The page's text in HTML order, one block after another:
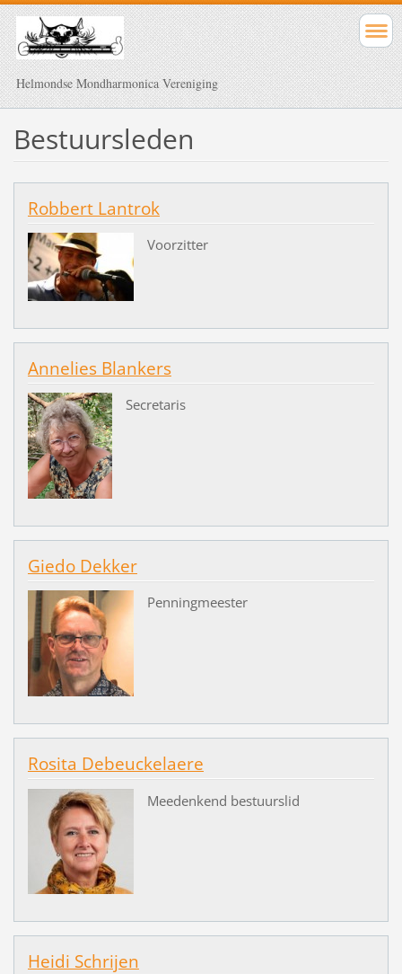
Helmondse Mondharmonica Vereniging
Bestuursleden
Robbert Lantrok
Voorzitter
Annelies Blankers
Secretaris
Giedo Dekker
Penningmeester
Rosita Debeuckelaere
Meedenkend bestuurslid
Heidi Schrijen